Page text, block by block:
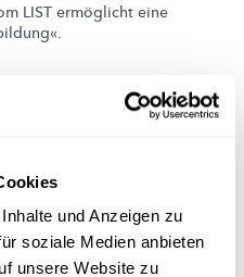
und Anzeigen zu
soziale Medien anbieten
unsere Website zu
LIST ermöglicht eine